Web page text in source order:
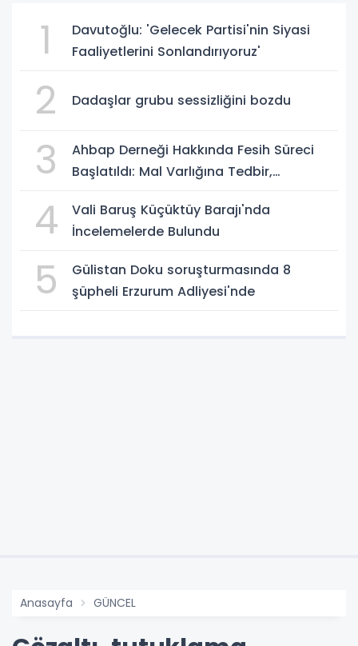
1
Davutoğlu: 'Gelecek Partisi'nin Siyasi
Faaliyetlerini Sonlandırıyoruz'
2 Dadaşlar grubu sessizliğini bozdu
3
Ahbap Derneği Hakkında Fesih Süreci
Başlatıldı: Mal Varlığına Tedbir,
4
Vali Baruş Küçüktüy Barajı'nda
İncelemelerde Bulundu
5
Gülistan Doku soruşturmasında 8
şüpheli Erzurum Adliyesi'nde
Anasayfa GÜNCEL